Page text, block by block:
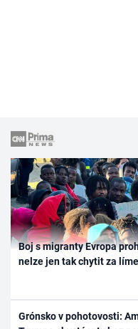
Boj s migranty Evropa
nelze jen tak chytit za
Grónsko v pohotovosti: